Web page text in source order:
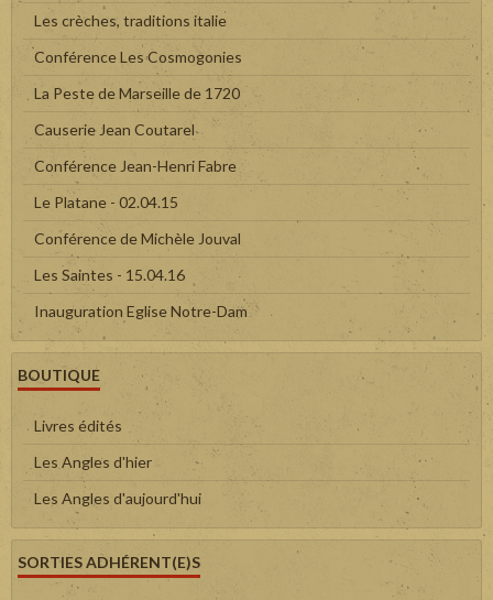
Les crèches, traditions italie
Conférence Les Cosmogonies
La Peste de Marseille de 1720
Causerie Jean Coutarel
Conférence Jean-Henri Fabre
Le Platane - 02.04.15
Conférence de Michèle Jouval
Les Saintes - 15.04.16
Inauguration Eglise Notre-Dam
BOUTIQUE
Livres édités
Les Angles d'hier
Les Angles d'aujourd'hui
SORTIES ADHÉRENT(E)S